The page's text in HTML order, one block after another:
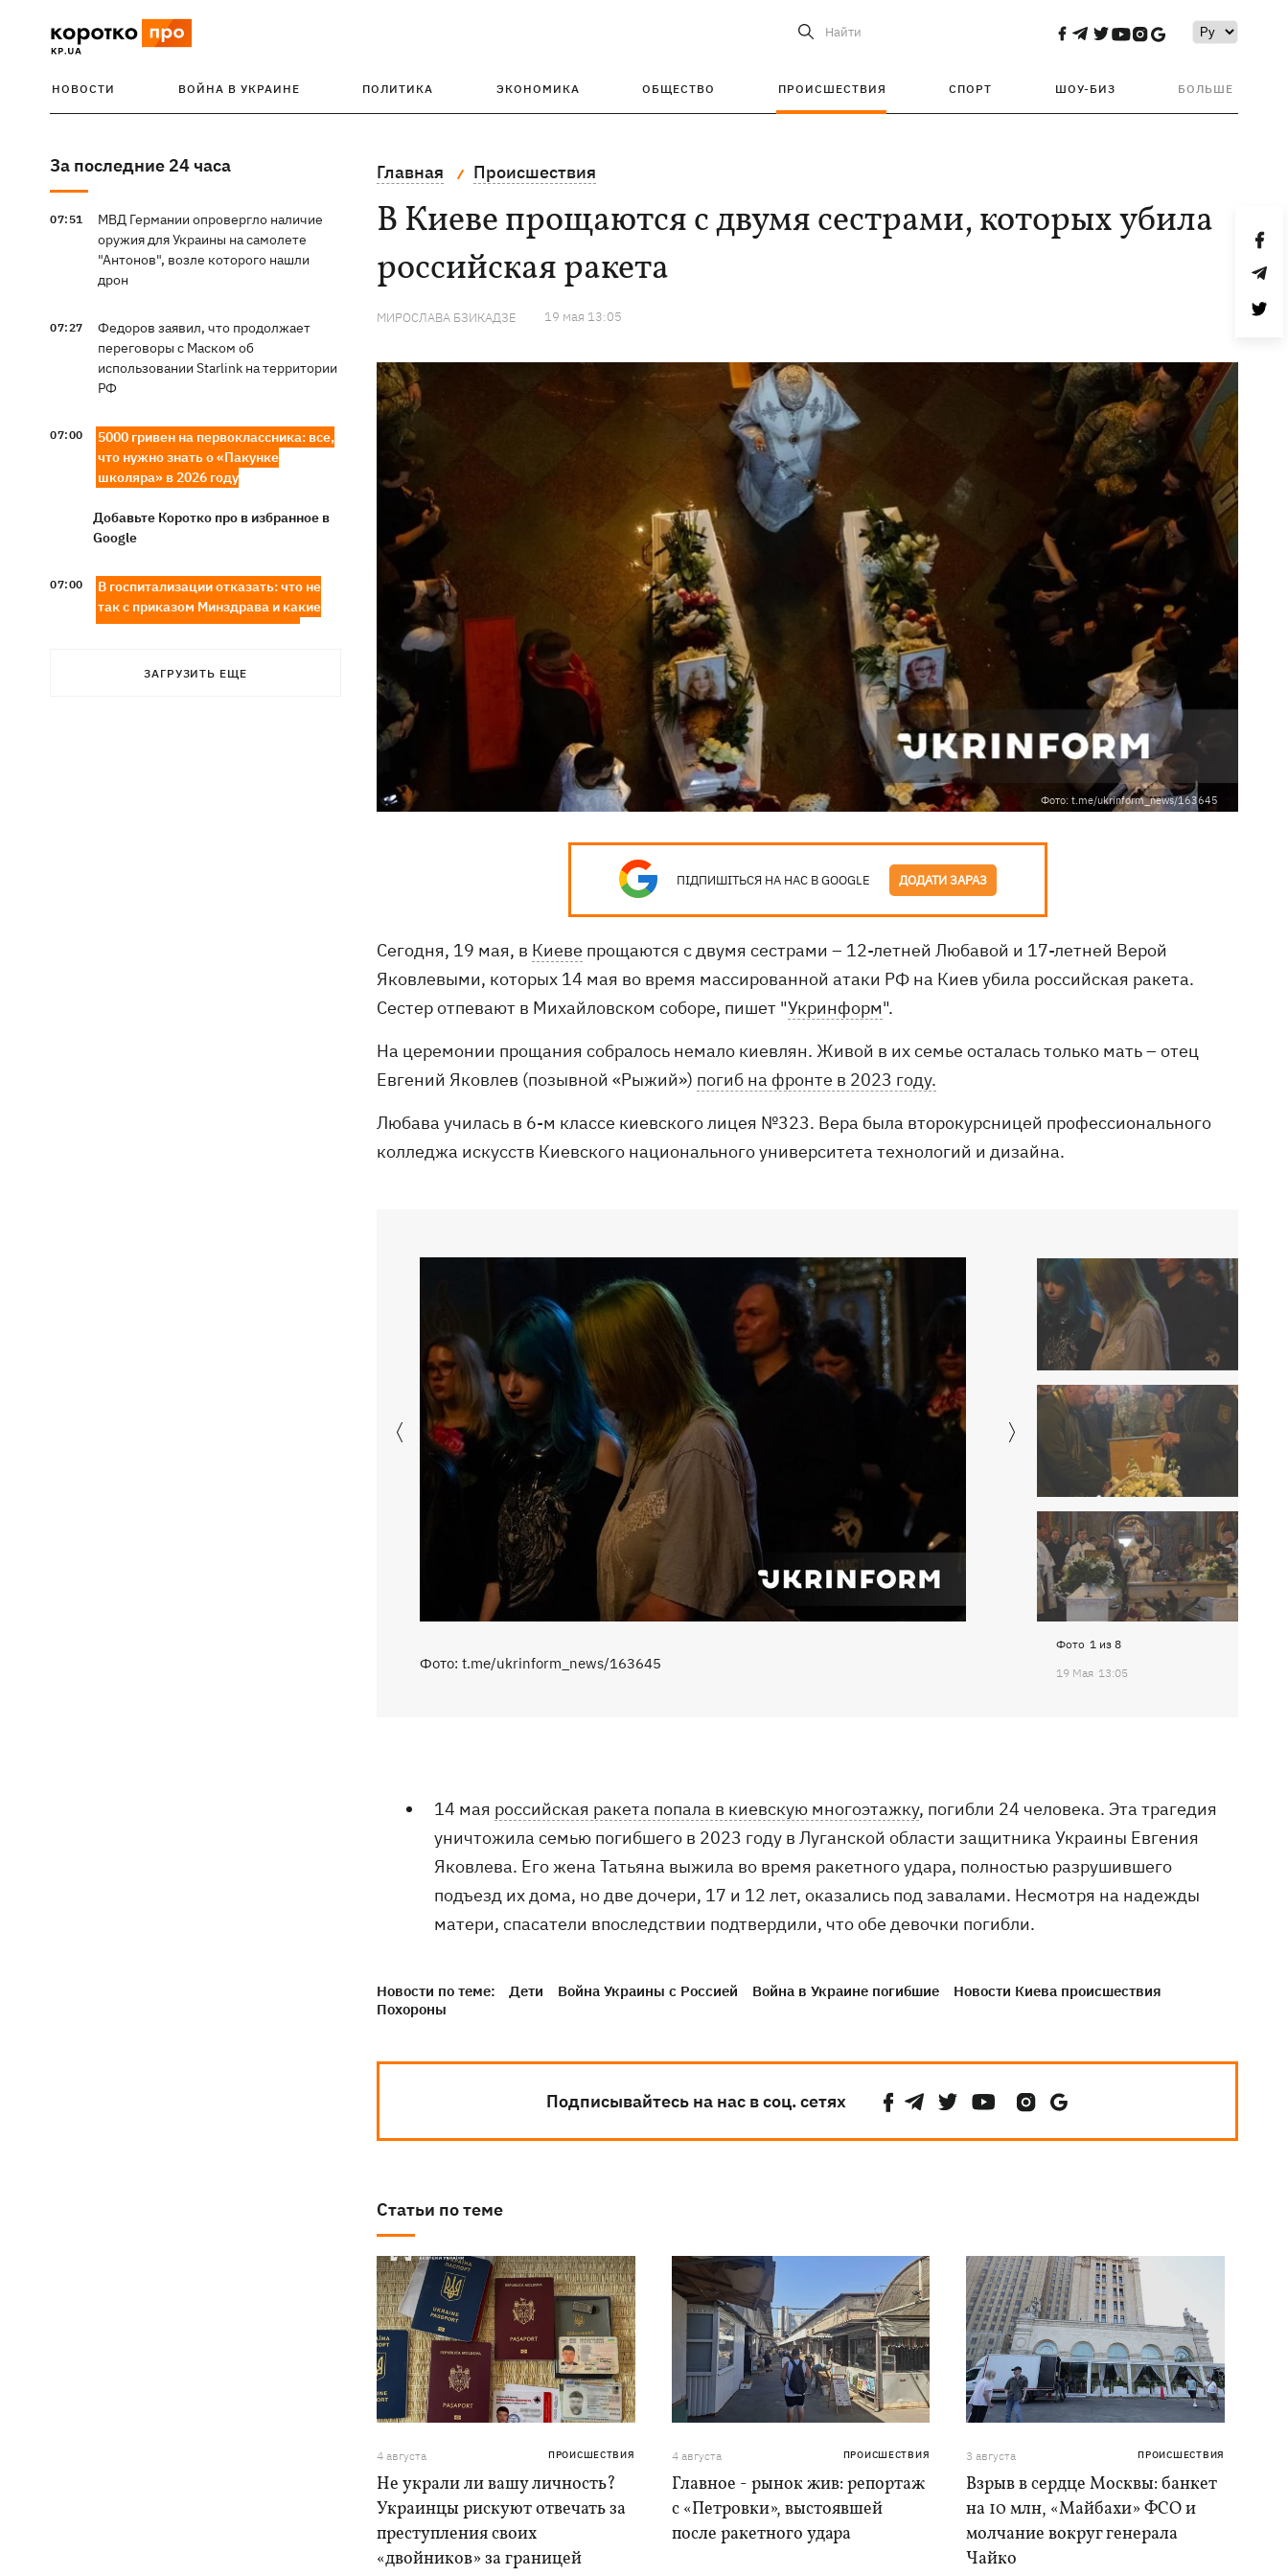
Найти
НОВОСТИ ВОЙНА В УКРАИНЕ ПОЛИТИКА ЭКОНОМИКА ОБЩЕСТВО ПРОИСШЕСТВИЯ СПОРТ ШОУ-БИЗ БОЛЬШЕ
За последние 24 часа
07:51
МВД Германии опровергло наличие
оружия для Украины на самолете
"Антонов", возле которого нашли
дрон
07:27
Федоров заявил, что продолжает
переговоры с Маском об
использовании Starlink на территории
РФ
07:00
5000 гривен на первоклассника: все,
что нужно знать о «Пакунке
школяра» в 2026 году
Добавьте Коротко про в избранное в
Google
07:00
В госпитализации отказать: что не
так с приказом Минздрава и какие
теперь критерии для лечения в
ЗАГРУЗИТЬ ЕЩЕ
Главная Происшествия
В Киеве прощаются с двумя сестрами, которых убила
российская ракета
МИРОСЛАВА БЗИКАДЗЕ 19 мая 13:05
Фото: t.me/ukrinform_news/163645
ПІДПИШІТЬСЯ НА НАС В GOOGLE ДОДАТИ ЗАРАЗ
Сегодня, 19 мая, в Киеве прощаются с двумя сестрами – 12-летней Любавой и 17-летней Верой
Яковлевыми, которых 14 мая во время массированной атаки РФ на Киев убила российская ракета.
Сестер отпевают в Михайловском соборе, пишет "Укринформ".
На церемонии прощания собралось немало киевлян. Живой в их семье осталась только мать – отец
Евгений Яковлев (позывной «Рыжий») погиб на фронте в 2023 году.
Любава училась в 6-м классе киевского лицея №323. Вера была второкурсницей профессионального
колледжа искусств Киевского национального университета технологий и дизайна.
Фото: t.me/ukrinform_news/163645
Фото 1 из 8
19 Мая 13:05
14 мая российская ракета попала в киевскую многоэтажку, погибли 24 человека. Эта трагедия
уничтожила семью погибшего в 2023 году в Луганской области защитника Украины Евгения
Яковлева. Его жена Татьяна выжила во время ракетного удара, полностью разрушившего
подъезд их дома, но две дочери, 17 и 12 лет, оказались под завалами. Несмотря на надежды
матери, спасатели впоследствии подтвердили, что обе девочки погибли.
Новости по теме: Дети Война Украины с Россией Война в Украине погибшие
Новости Киева происшествия
Похороны
Подписывайтесь на нас в соц. сетях
Статьи по теме
4 августа ПРОИСШЕСТВИЯ
Не украли ли вашу личность?
Украинцы рискуют отвечать за
преступления своих
«двойников» за границей
4 августа ПРОИСШЕСТВИЯ
Главное - рынок жив: репортаж
с «Петровки», выстоявшей
после ракетного удара
3 августа ПРОИСШЕСТВИЯ
Взрыв в сердце Москвы: банкет
на 10 млн, «Майбахи» ФСО и
молчание вокруг генерала
Чайко